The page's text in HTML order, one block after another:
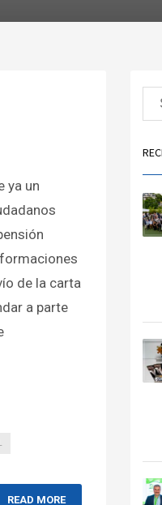
ya un
de la carta
a parte
READ MORE